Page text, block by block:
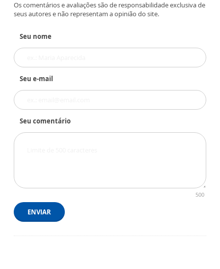
Os comentários e avaliações são de responsabilidade exclusiva de
seus autores e não representam a opinião do site.
Seu nome
Seu e-mail
Seu comentário
500
ENVIAR